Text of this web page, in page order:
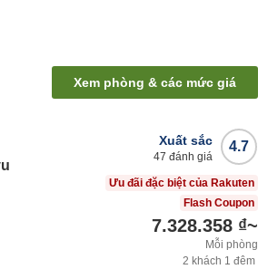
Xem phòng & các mức giá
4.7
Xuất sắc
47 đánh giá
Ưu đãi đặc biệt của Rakuten
Flash Coupon
7.328.358 ₫~
Mỗi phòng
2 khách 1 đêm